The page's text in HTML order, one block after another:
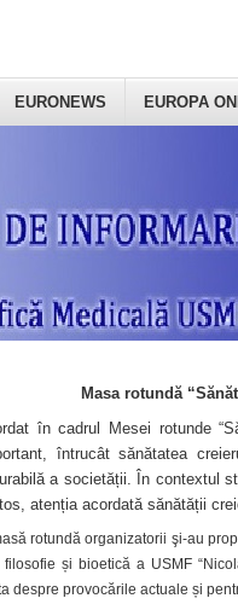
EURONEWS EUROPA
Masa rotundă
în cadrul Mesei rotunde
întrucât sănătatea
a societății. În contextul
atenția acordată sănătății
rotundă organizatorii şi-au
și bioetică a USMF
despre provocările actuale și